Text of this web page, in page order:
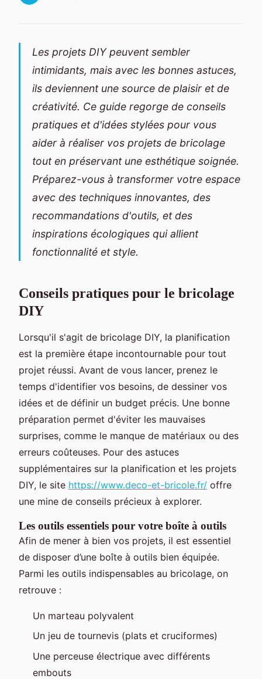
Les projets DIY peuvent sembler
intimidants, mais avec les bonnes astuces,
ils deviennent une source de plaisir et de
créativité. Ce guide regorge de conseils
pratiques et d'idées stylées pour vous
aider à réaliser vos projets de bricolage
tout en préservant une esthétique soignée.
Préparez-vous à transformer votre espace
avec des techniques innovantes, des
recommandations d'outils, et des
inspirations écologiques qui allient
fonctionnalité et style.
Conseils pratiques pour le bricolage
DIY
Lorsqu'il s'agit de bricolage DIY, la planification
est la première étape incontournable pour tout
projet réussi. Avant de vous lancer, prenez le
temps d'identifier vos besoins, de dessiner vos
idées et de définir un budget précis. Une bonne
préparation permet d'éviter les mauvaises
surprises, comme le manque de matériaux ou des
erreurs coûteuses. Pour des astuces
supplémentaires sur la planification et les projets
DIY, le site https://www.deco-et-bricole.fr/ offre
une mine de conseils précieux à explorer.
Les outils essentiels pour votre boîte à outils
Afin de mener à bien vos projets, il est essentiel
de disposer d’une boîte à outils bien équipée.
Parmi les outils indispensables au bricolage, on
retrouve :
Un marteau polyvalent
Un jeu de tournevis (plats et cruciformes)
Une perceuse électrique avec différents
embouts